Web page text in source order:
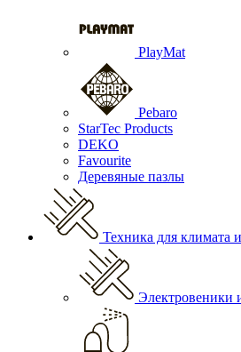
PlayMat
Pebaro
StarTec Products
DEKO
Favourite
Деревяные пазлы
Техника для климата
Электровеники